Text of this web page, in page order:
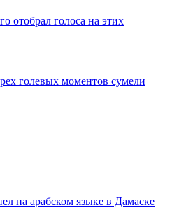
отобрал голоса на этих
голевых моментов сумели
на арабском языке в Дамаске